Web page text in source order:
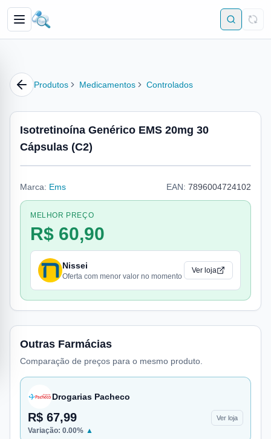
Produtos Medicamentos Controlados
Isotretinoína Genérico EMS 20mg 30
Cápsulas (C2)
Marca: Ems EAN: 7896004724102
MELHOR PREÇO
R$ 60,90
Nissei
Oferta com menor valor no momento
Ver loja
Outras Farmácias
Comparação de preços para o mesmo produto.
Drogarias Pacheco
R$ 67,99 Ver loja
Variação: 0.00% ▲